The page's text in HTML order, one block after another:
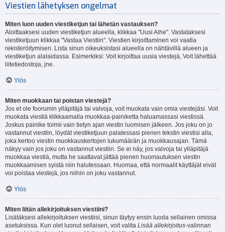
Viestien lähetyksen ongelmat
Miten luon uuden viestiketjun tai lähetän vastauksen?
Aloittaaksesi uuden viestiketjun alueella, klikkaa "Uusi Aihe". Vastataksesi
viestiketjuun klikkaa "Vastaa Viestiin". Viestien kirjoittaminen voi vaatia
rekisteröitymisen. Lista sinun oikeuksistasi alueella on nähtävillä alueen ja
viestiketjun alalaidassa. Esimerkiksi: Voit kirjoittaa uusia viestejä, Voit lähettää
liitetiedostoja, jne.
Ylös
Miten muokkaan tai poistan viestejä?
Jos et ole foorumin ylläpitäjä tai valvoja, voit muokata vain omia viestejäsi. Voit
muokata viestiä klikkaamalla muokkaa-painiketta haluamassasi viestissä.
Joskus painike toimii vain tietyn ajan viestin luomisen jälkeen. Jos joku on jo
vastannut viestiin, löydät viestiketjuun palatessasi pienen tekstin viestisi alla,
joka kertoo viestin muokkauskertojen lukumäärän ja muokkausajan. Tämä
näkyy vain jos joku on vastannut viestiin. Se ei näy, jos valvoja tai ylläpitäjä
muokkaa viestiä, mutta he saattavat jättää pienen huomautuksen viestin
muokkaamisen syistä niin halutessaan. Huomaa, että normaalit käyttäjät eivät
voi poistaa viestejä, jos niihin on joku vastannut.
Ylös
Miten liitän allekirjoituksen viestiini?
Lisätäksesi allekirjoituksen viestiisi, sinun täytyy ensin luoda sellainen omissa
asetuksissa. Kun olet luonut sellaisen, voit valita Lisää allekirjoitus-valinnan